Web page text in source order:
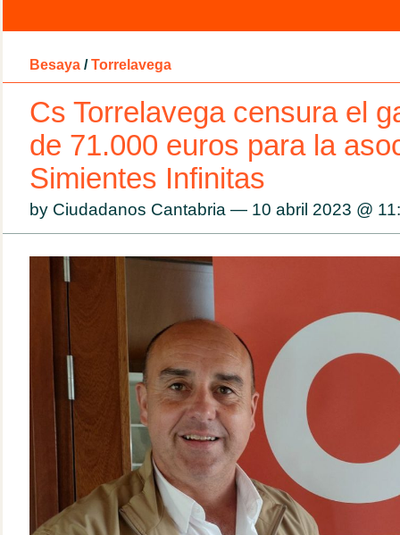
Besaya / Torrelavega
Cs Torrelavega censura el
de 71.000 euros para la
Simientes Infinitas
by Ciudadanos Cantabria — 10 abril 2023 @